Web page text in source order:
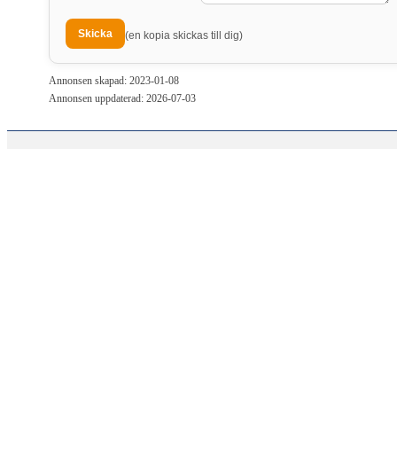
(en kopia skickas till dig)
Annonsen skapad: 2023-01-08
Annonsen uppdaterad: 2026-07-03